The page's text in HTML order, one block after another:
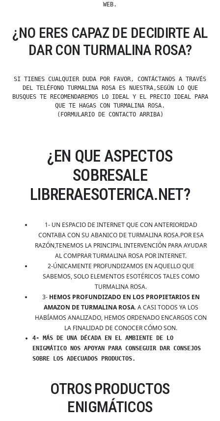
WEB.
¿NO ERES CAPAZ DE DECIDIRTE AL
DAR CON TURMALINA ROSA?
SI TIENES CUALQUIER DUDA POR FAVOR, CONTÁCTANOS A TRAVÉS
DEL TELÉFONO TURMALINA ROSA ES NUESTRA,SEGÚN LO QUE
BUSQUES TE RECOMENDAREMOS LO IDEAL Y EL PRECIO IDEAL PARA
QUE TE HAGAS CON TURMALINA ROSA.
(FORMULARIO DE CONTACTO ARRIBA)
¿EN QUE ASPECTOS
SOBRESALE
LIBRERAESOTERICA.NET?
1- UN ESPACIO DE INTERNET QUE CON ANTERIORIDAD
CONTABA CON SU ABANICO DE TURMALINA ROSA.POR ESA
RAZÓN,TENEMOS LA PRINCIPAL INTERVENCIÓN PARA AYUDAR
AL COMPRAR TURMALINA ROSA POR INTERNET.
2-ÚNICAMENTE PROFUNDIZAMOS EN AQUELLO QUE
SABEMOS, SOLO ELEMENTOS ESOTÉRICOS TALES COMO
TURMALINA ROSA.
3- HEMOS PROFUNDIZADO EN LOS PROPIETARIOS EN
AMAZON DE TURMALINA ROSA. A CASI TODOS YA LOS
HABÍAMOS ANALIZADO, HEMOS ORDENADO ENCARGOS CON
LA FINALIDAD DE CONOCER CÓMO SON.
4- MÁS DE UNA DÉCADA EN EL AMBIENTE DE LO
ENIGMÁTICO NOS APOYAN PARA CONSEGUIR DAR CONSEJOS
SOBRE LOS ADECUADOS PRODUCTOS.
OTROS PRODUCTOS
ENIGMÁTICOS